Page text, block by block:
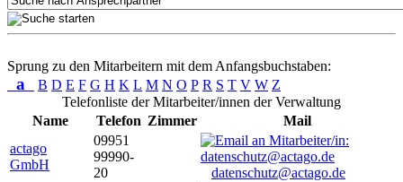
Sprung zu den Mitarbeitern mit dem Anfangsbuchstaben:
a B D E F G H K L M N O P R S T V W Z
Telefonliste der Mitarbeiter/innen der Verwaltung
Name
Telefon Zimmer
Mail
actago
GmbH
09951
99990-
20
datenschutz@actago.de